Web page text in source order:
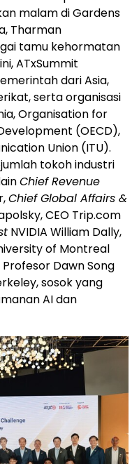
malam di Gardens
Tharman
tamu kehormatan
ATxSummit
dari Asia,
serta organisasi
Organisation for
(OECD),
Union (ITU).
tokoh industri
Chief Revenue
Chief Global Affairs &
CEO Trip.com
NVIDIA William Dally,
of Montreal
Dawn Song
sosok yang
AI dan